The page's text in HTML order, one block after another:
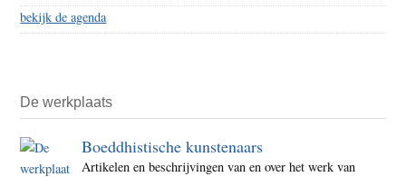
bekijk de agenda
De werkplaats
Boeddhistische kunstenaars
Artikelen en beschrijvingen van en over het werk van